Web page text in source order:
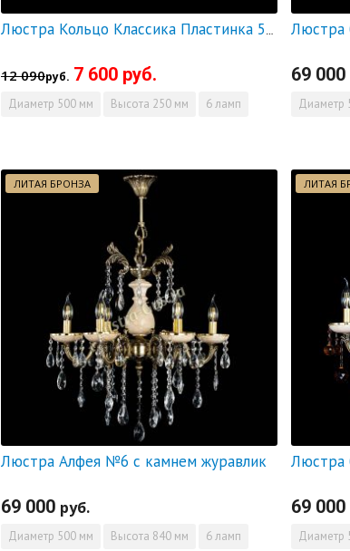
Люстра Кольцо Классика Пластинка 500 мм - СКИДКА!!!
12 090руб. 7 600 руб.
Диаметр 500 мм Высота 250 мм 6 ламп
69 000
Диаметр
ЛИТАЯ БРОНЗА
Люстра Алфея №6 с камнем журавлик
69 000 руб.
Диаметр 500 мм Высота 840 мм 6 ламп
ЛИТАЯ
69 000
Диаметр